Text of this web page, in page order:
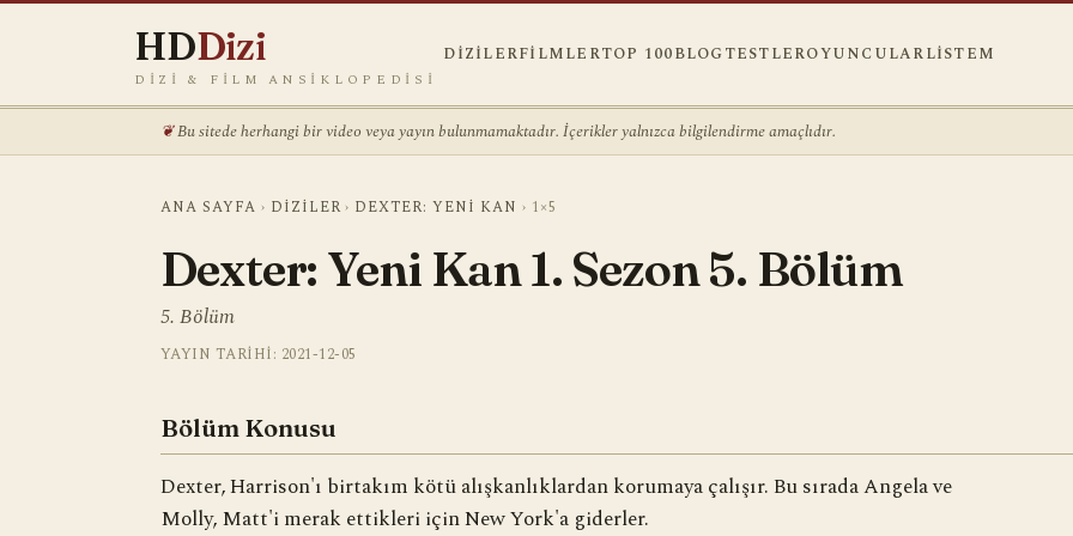
HDDizi
DIZI & FILM ANSIKLOPEDISI
DIZILERFILMLERTOP 100BLOGTESTLEROYUNCULARLISTEM
Bu sitede herhangi bir video veya yayın bulunmamaktadır. İçerikler yalnızca bilgilendirme amaçlıdır.
ANA SAYFA › DIZILER › DEXTER: YENI KAN › 1×5
Dexter: Yeni Kan 1. Sezon 5. Bölüm
5. Bölüm
YAYIN TARIHI: 2021-12-05
Bölüm Konusu
Dexter, Harrison'ı birtakım kötü alışkanlıklardan korumaya çalışır. Bu sırada Angela ve
Molly, Matt'i merak ettikleri için New York'a giderler.